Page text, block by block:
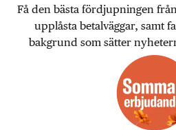
Få den bästa fördjupningen
upplåsta betalväggar, samt
bakgrund som sätter